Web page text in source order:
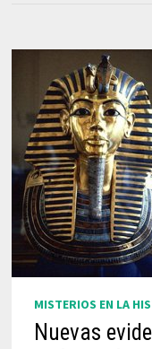
MISTERIOS EN LA
Nuevas